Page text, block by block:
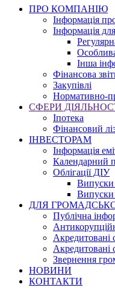
ПРО КОМПАНІЮ
Інформація
Інформація
Інша
Фінансова
Закупівлі
Нормативно-
СФЕРИ
Іпотека
Фінансовий
ІНВЕСТОРАМ
Інформація
Календарний
Облігації ДІУ
Випуски
Випуски
ДЛЯ
Публічна
Акредитовані
Акредитовані
Звернення
НОВИНИ
КОНТАКТИ